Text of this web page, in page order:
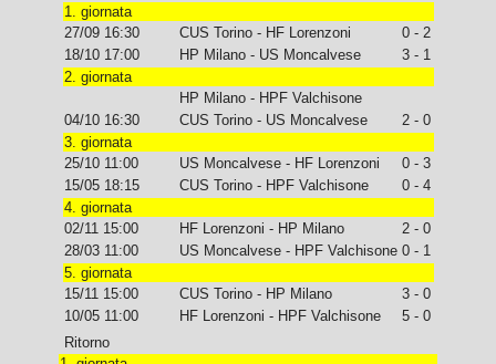
1. giornata
27/09 16:30
CUS Torino - HF Lorenzoni
0 - 2
18/10 17:00
HP Milano - US Moncalvese
3 - 1
2. giornata
HP Milano - HPF Valchisone
04/10 16:30
CUS Torino - US Moncalvese
2 - 0
3. giornata
25/10 11:00
US Moncalvese - HF Lorenzoni
0 - 3
15/05 18:15
CUS Torino - HPF Valchisone
0 - 4
4. giornata
02/11 15:00
HF Lorenzoni - HP Milano
2 - 0
28/03 11:00
US Moncalvese - HPF Valchisone 0 - 1
5. giornata
15/11 15:00
CUS Torino - HP Milano
3 - 0
10/05 11:00
HF Lorenzoni - HPF Valchisone
5 - 0
Ritorno